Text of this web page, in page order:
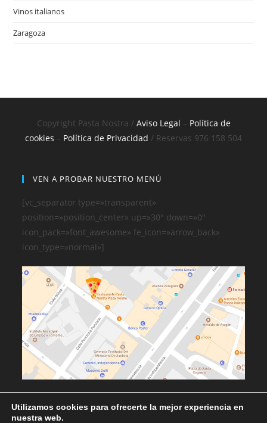
Vinos italianos
Zaragoza
Copyright Pasta Nostra / Aviso Legal – Política de
cookies – Política de Privacidad / Reservas 976 158 504
VEN A PROBAR NUESTRO MENÚ
[vc_separator type=»transparent»
position=»position_center» up=»30″ down=»0″
icon_pack=»font_awesome» fe_icon=»arrow_back»
icon_type=»normal»]
Utilizamos cookies para ofrecerte la mejor experiencia en
nuestra web.